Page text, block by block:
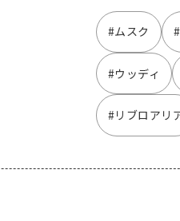
#ムスク
#ウッディ
#リブロアリ